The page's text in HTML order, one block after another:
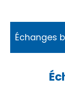
Échanges